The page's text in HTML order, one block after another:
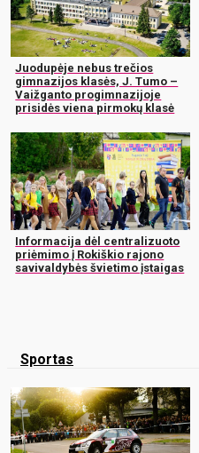
Juodupėje nebus trečios
gimnazijos klasės, J. Tumo –
Vaižganto progimnazijoje
prisidės viena pirmokų klasė
Informacija dėl centralizuoto
priėmimo į Rokiškio rajono
savivaldybės švietimo įstaigas
Sportas